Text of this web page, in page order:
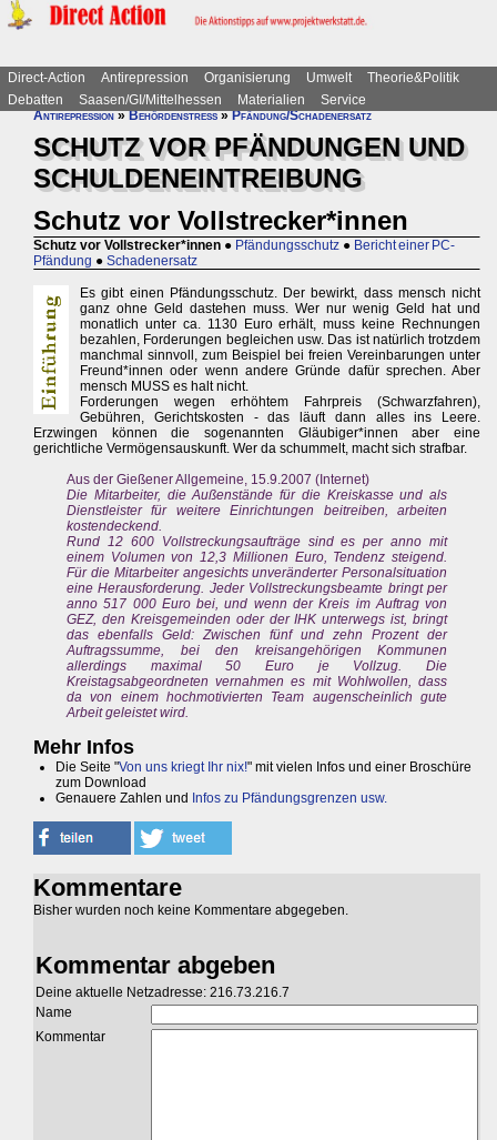
Direct-Action Antirepression Organisierung Umwelt
Theorie&Politik
Debatten
Saasen/GI/Mittelhessen Materialien
Service
Antirepression»Behördenstress»Pfändung/Schadenersatz
SCHUTZ VOR PFÄNDUNGEN UND
SCHULDENEINTREIBUNG
Schutz vor Vollstrecker*innen
Schutz vor Vollstrecker*innen ● Pfändungsschutz ● Bericht einer PC-
Pfändung ● Schadenersatz
Es gibt einen Pfändungsschutz. Der bewirkt, dass mensch nicht
ganz ohne Geld dastehen muss. Wer nur wenig Geld hat und
monatlich unter ca. 1130 Euro erhält, muss keine Rechnungen
bezahlen, Forderungen begleichen usw. Das ist natürlich trotzdem
manchmal sinnvoll, zum Beispiel bei freien Vereinbarungen unter
Freund*innen oder wenn andere Gründe dafür sprechen. Aber
mensch MUSS es halt nicht.
Forderungen wegen erhöhtem Fahrpreis (Schwarzfahren),
Gebühren, Gerichtskosten - das läuft dann alles ins Leere.
Erzwingen können die sogenannten Gläubiger*innen aber eine
gerichtliche Vermögensauskunft. Wer da schummelt, macht sich strafbar.
Aus der Gießener Allgemeine, 15.9.2007 (Internet)
Die Mitarbeiter, die Außenstände für die Kreiskasse und als
Dienstleister für weitere Einrichtungen beitreiben, arbeiten
kostendeckend.
Rund 12 600 Vollstreckungsaufträge sind es per anno mit
einem Volumen von 12,3 Millionen Euro, Tendenz steigend.
Für die Mitarbeiter angesichts unveränderter Personalsituation
eine Herausforderung. Jeder Vollstreckungsbeamte bringt per
anno 517 000 Euro bei, und wenn der Kreis im Auftrag von
GEZ, den Kreisgemeinden oder der IHK unterwegs ist, bringt
das ebenfalls Geld: Zwischen fünf und zehn Prozent der
Auftragssumme, bei den kreisangehörigen Kommunen
allerdings maximal 50 Euro je Vollzug. Die
Kreistagsabgeordneten vernahmen es mit Wohlwollen, dass
da von einem hochmotivierten Team augenscheinlich gute
Arbeit geleistet wird.
Mehr Infos
Die Seite "Von uns kriegt Ihr nix!" mit vielen Infos und einer Broschüre
zum Download
Genauere Zahlen und Infos zu Pfändungsgrenzen usw.
Kommentare
Bisher wurden noch keine Kommentare abgegeben.
Kommentar abgeben
Deine aktuelle Netzadresse: 216.73.216.7
Name
Kommentar